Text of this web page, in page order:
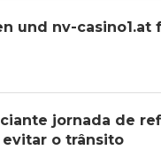
und nv-casino1.at
jornada de
o trânsito